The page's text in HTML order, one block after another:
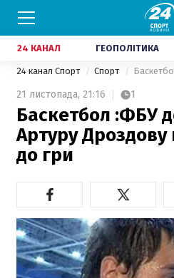
24 КАНАЛ ГЕОПОЛІТИКА
24 канал Спорт Спорт
21 листопада, 21:16 1
Баскетбол :ФБУ
Артуру Дроздову
до гри